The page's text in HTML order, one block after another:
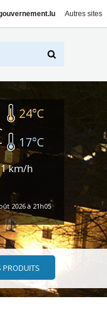
Autres sites
24°C
17°C
km/h
2026 à 21h05
PRODUITS